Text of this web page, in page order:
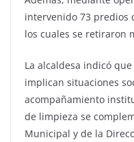
intervenido 73 predios
los cuales se retiraron
La alcaldesa indicó
implican situaciones
acompañamiento
de limpieza se
Municipal y de la